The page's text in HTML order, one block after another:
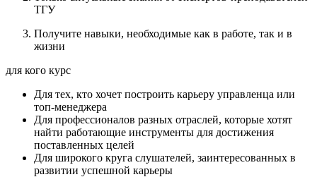
ТГУ
Получите навыки, необходимые как в работе, так и в
жизни
для кого курс
Для тех, кто хочет построить карьеру управленца или
топ-менеджера
Для профессионалов разных отраслей, которые хотят
найти работающие инструменты для достижения
поставленных целей
Для широкого круга слушателей, заинтересованных в
развитии успешной карьеры